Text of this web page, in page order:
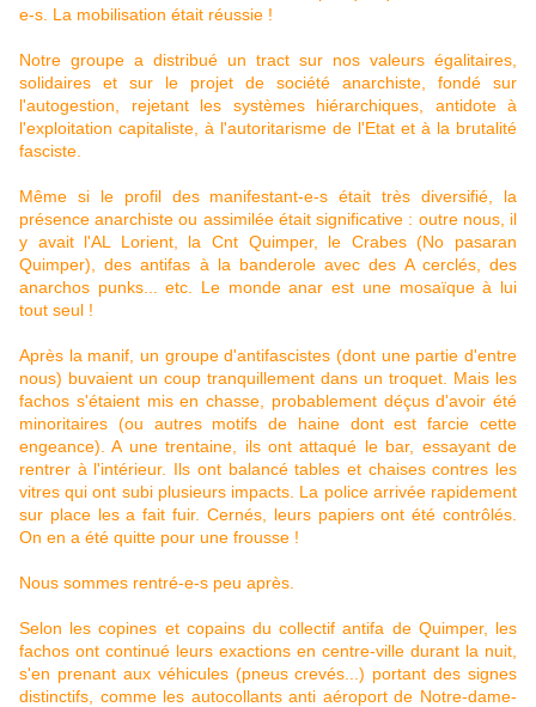
e-s. La mobilisation était réussie !
Notre groupe a distribué un tract sur nos valeurs égalitaires,
solidaires et sur le projet de société anarchiste, fondé sur
l'autogestion, rejetant les systèmes hiérarchiques, antidote à
l'exploitation capitaliste, à l'autoritarisme de l'Etat et à la brutalité
fasciste.
Même si le profil des manifestant-e-s était très diversifié, la
présence anarchiste ou assimilée était significative : outre nous, il
y avait l'AL Lorient, la Cnt Quimper, le Crabes (No pasaran
Quimper), des antifas à la banderole avec des A cerclés, des
anarchos punks... etc. Le monde anar est une mosaïque à lui
tout seul !
Après la manif, un groupe d'antifascistes (dont une partie d'entre
nous) buvaient un coup tranquillement dans un troquet. Mais les
fachos s'étaient mis en chasse, probablement déçus d'avoir été
minoritaires (ou autres motifs de haine dont est farcie cette
engeance). A une trentaine, ils ont attaqué le bar, essayant de
rentrer à l'intérieur. Ils ont balancé tables et chaises contres les
vitres qui ont subi plusieurs impacts. La police arrivée rapidement
sur place les a fait fuir. Cernés, leurs papiers ont été contrôlés.
On en a été quitte pour une frousse !
Nous sommes rentré-e-s peu après.
Selon les copines et copains du collectif antifa de Quimper, les
fachos ont continué leurs exactions en centre-ville durant la nuit,
s'en prenant aux véhicules (pneus crevés...) portant des signes
distinctifs, comme les autocollants anti aéroport de Notre-dame-